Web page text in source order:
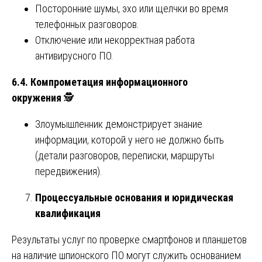
Посторонние шумы, эхо или щелчки во время
телефонных разговоров.
Отключение или некорректная работа
антивирусного ПО.
6.4. Компрометация информационного
окружения 🕵️
Злоумышленник демонстрирует знание
информации, которой у него не должно быть
(детали разговоров, переписки, маршруты
передвижения).
Процессуальные основания и юридическая
квалификация
Результаты услуг по проверке смартфонов и планшетов
на наличие шпионского ПО могут служить основанием